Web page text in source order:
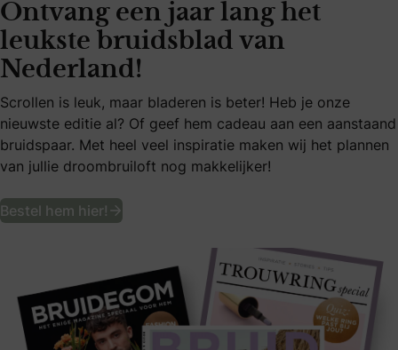
Ontvang een jaar lang het
leukste bruidsblad van
Nederland!
Scrollen is leuk, maar bladeren is beter! Heb je onze
nieuwste editie al? Of geef hem cadeau aan een aanstaand
bruidspaar. Met heel veel inspiratie maken wij het plannen
van jullie droombruiloft nog makkelijker!
Bestel hem hier! Ontvang een jaar lang het leukste